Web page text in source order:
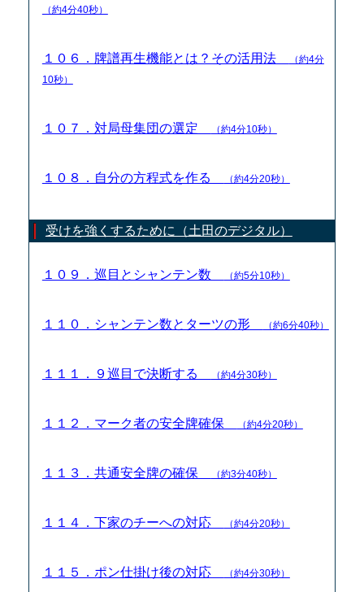
（約4分40秒）
１０６．牌譜再生機能とは？その活用法
（約4分
10秒）
１０７．対局母集団の選定 （約4分10秒）
１０８．自分の方程式を作る （約4分20秒）
受けを強くするために（土田のデジタル）
１０９．巡目とシャンテン数 （約5分10秒）
１１０．シャンテン数とターツの形 （約6分40秒）
１１１．９巡目で決断する （約4分30秒）
１１２．マーク者の安全牌確保 （約4分20秒）
１１３．共通安全牌の確保 （約3分40秒）
１１４．下家のチーへの対応 （約4分20秒）
１１５．ポン仕掛け後の対応 （約4分30秒）